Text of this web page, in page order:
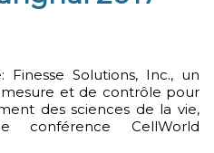
et de contrôle pour
des sciences de la vie,
conférence CellWorld